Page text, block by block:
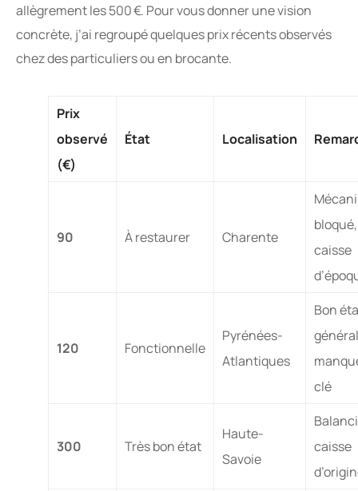
allègrement les 500 €. Pour vous donner une vision
concrète, j’ai regroupé quelques prix récents observés
chez des particuliers ou en brocante.
Prix
observé
(€)
État Localisation
90 À restaurer Charente
bloqué,
caisse
120 Fonctionnelle
Pyrénées-
Atlantiques
Bon
clé
300 Très bon état
Haute-
Savoie
caisse